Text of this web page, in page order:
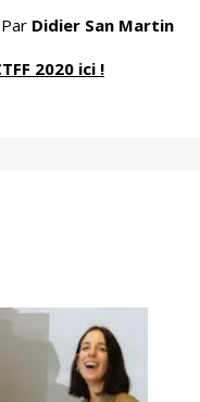
Par Didier San Martin
2020 ici !